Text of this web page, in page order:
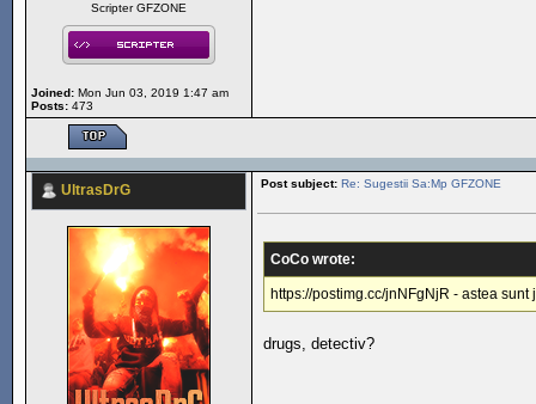
Scripter GFZONE
Joined: Mon Jun 03, 2019 1:47 am
Posts: 473
UltrasDrG Post subject: Re: Sugestii Sa:Mp GFZONE
CoCo wrote:
https://postimg.cc/jnNFgNjR - astea sunt
drugs, detectiv?